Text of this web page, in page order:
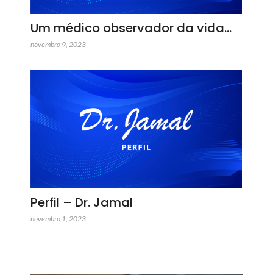
Um médico observador da vida…
novembro 9, 2023
Perfil – Dr. Jamal
novembro 1, 2023